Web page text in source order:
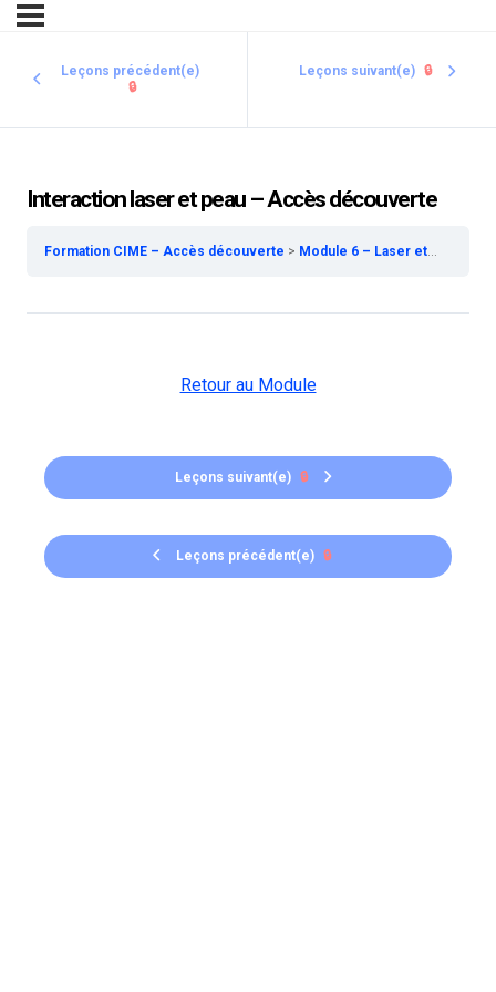
Leçons précédent(e)
🔒
Leçons suivant(e) 🔒
Interaction laser et peau – Accès découverte
Formation CIME – Accès découverte Module 6 – Laser et IPL – Accès découverte
Leçons précédent(e) 🔒
Retour au Module
Leçons suivant(e) 🔒